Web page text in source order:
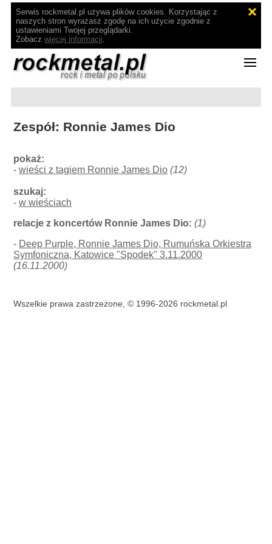
Serwis rockmetal.pl używa plików cookies. Korzystając z
naszych stron wyrażasz zgodę na ich użycie zgodnie z
ustawieniami Twojej przeglądarki.
Zobacz więcej informacji.
Zespół: Ronnie James Dio
pokaż:
-wieści z tagiem Ronnie James Dio (12)
szukaj:
-w wieściach
relacje z koncertów Ronnie James Dio: (1)
- Deep Purple, Ronnie James Dio, Rumuńska Orkiestra
Symfoniczna, Katowice "Spodek" 3.11.2000
(16.11.2000)
Wszelkie prawa zastrzeżone, © 1996-2026 rockmetal.pl